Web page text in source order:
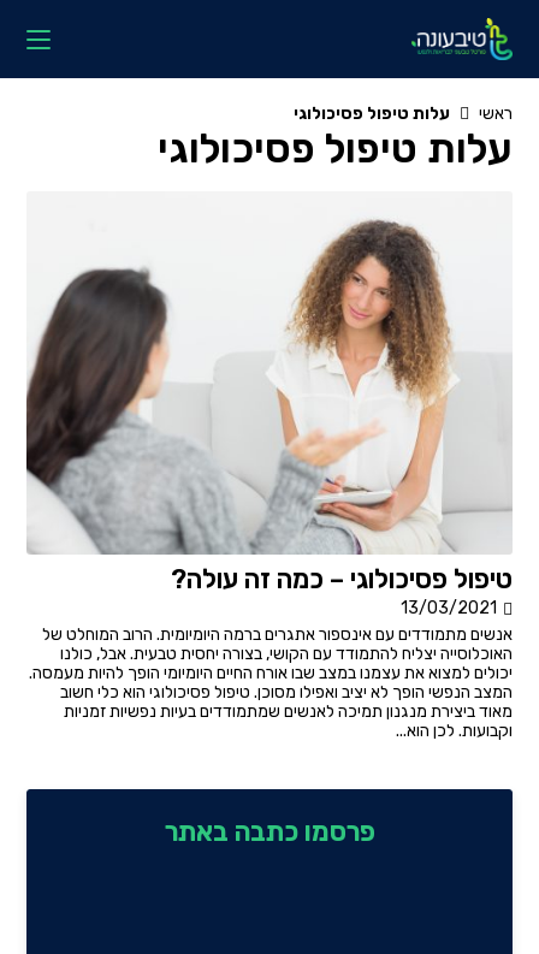
content
ראשי עלות טיפול פסיכולוגי
עלות טיפול פסיכולוגי
טיפול פסיכולוגי – כמה זה עולה?
13/03/2021
אנשים מתמודדים עם אינספור אתגרים ברמה היומיומית. הרוב המוחלט של
האוכלוסייה יצליח להתמודד עם הקושי, בצורה יחסית טבעית. אבל, כולנו
יכולים למצוא את עצמנו במצב שבו אורח החיים היומיומי הופך להיות מעמסה.
המצב הנפשי הופך לא יציב ואפילו מסוכן. טיפול פסיכולוגי הוא כלי חשוב
מאוד ביצירת מנגנון תמיכה לאנשים שמתמודדים בעיות נפשיות זמניות
וקבועות. לכן הוא...
פרסמו כתבה באתר